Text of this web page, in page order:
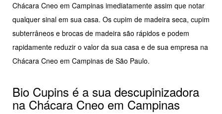
Chácara Cneo em Campinas imediatamente assim que notar
qualquer sinal em sua casa. Os cupim de madeira seca, cupim
subterrâneos e brocas de madeira são rápidos e podem
rapidamente reduzir o valor da sua casa e de sua empresa na
Chácara Cneo em Campinas de São Paulo.
Bio Cupins é a sua descupinizadora
na Chácara Cneo em Campinas